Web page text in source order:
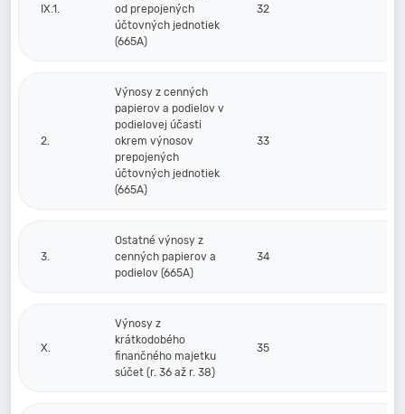
IX.1.
od prepojených
účtovných jednotiek
(665A)
32
2.
Výnosy z cenných
papierov a podielov v
podielovej účasti
okrem výnosov
prepojených
účtovných jednotiek
(665A)
33
3.
Ostatné výnosy z
cenných papierov a
podielov (665A)
34
X.
Výnosy z
krátkodobého
finančného majetku
súčet (r. 36 až r. 38)
35